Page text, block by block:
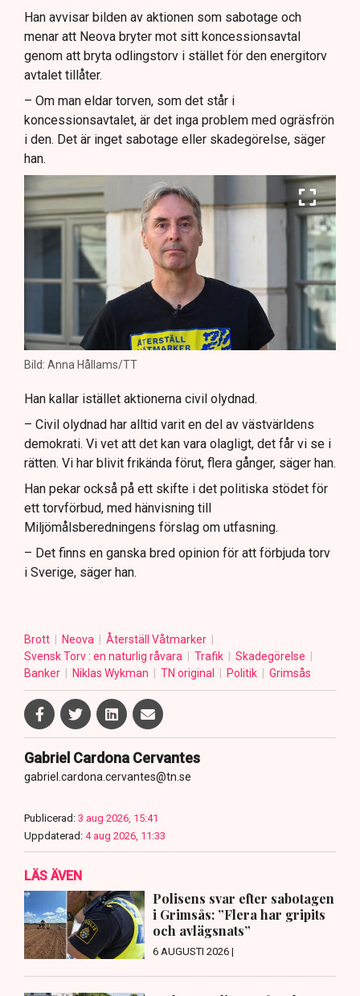
Han avvisar bilden av aktionen som sabotage och
menar att Neova bryter mot sitt koncessionsavtal
genom att bryta odlingstorv i stället för den energitorv
avtalet tillåter.
– Om man eldar torven, som det står i
koncessionsavtalet, är det inga problem med ogräsfrön
i den. Det är inget sabotage eller skadegörelse, säger
han.
Bild: Anna Hållams/TT
Han kallar istället aktionerna civil olydnad.
– Civil olydnad har alltid varit en del av västvärldens
demokrati. Vi vet att det kan vara olagligt, det får vi se i
rätten. Vi har blivit frikända förut, flera gånger, säger han.
Han pekar också på ett skifte i det politiska stödet för
ett torvförbud, med hänvisning till
Miljömålsberedningens förslag om utfasning.
– Det finns en ganska bred opinion för att förbjuda torv
i Sverige, säger han.
Brott Neova
Återställ Våtmarker
Svensk Torv : en naturlig råvara
Trafik
Skadegörelse
Banker
Niklas Wykman TN original Politik Grimsås
Gabriel Cardona Cervantes
gabriel.cardona.cervantes@tn.se
Publicerad: 3 aug 2026, 15:41
Uppdaterad: 4 aug 2026, 11:33
LÄS ÄVEN
Polisens svar efter sabotagen
i Grimsås: ”Flera har gripits
och avlägsnats”
6 AUGUSTI 2026 |